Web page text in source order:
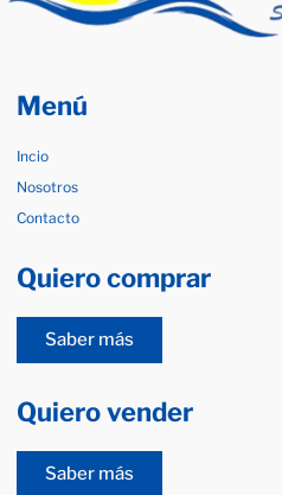
Menú
Incio
Nosotros
Contacto
Quiero comprar
Saber más
Quiero vender
Saber más